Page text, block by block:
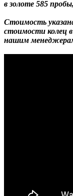
в золоте 585
Стоимость
стоимости колец
нашим